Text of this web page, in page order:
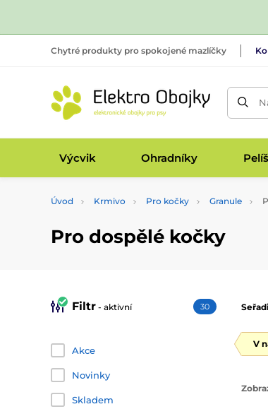
Chytré produkty pro spokojené mazlíčky
Výcvik Ohradníky
Úvod Krmivo Pro kočky Granule
Pro dospělé kočky
Filtr - aktivní 30
Akce
Novinky
Skladem
V